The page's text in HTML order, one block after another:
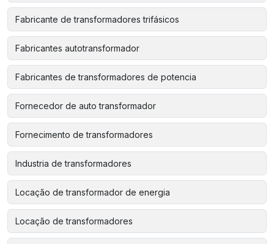
Fabricante de transformadores trifásicos
Fabricantes autotransformador
Fabricantes de transformadores de potencia
Fornecedor de auto transformador
Fornecimento de transformadores
Industria de transformadores
Locação de transformador de energia
Locação de transformadores